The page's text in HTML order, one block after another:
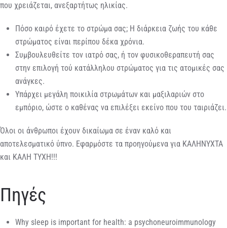
που χρειάζεται, ανεξαρτήτως ηλικίας.
Πόσο καιρό έχετε το στρώμα σας; Η διάρκεια ζωής του κάθε
στρώματος είναι περίπου δέκα χρόνια.
Συμβουλευθείτε τον ιατρό σας, ή τον φυσικοθεραπευτή σας
στην επιλογή τού κατάλληλου στρώματος για τις ατομικές σας
ανάγκες.
Υπάρχει μεγάλη ποικιλία στρωμάτων και μαξιλαριών στο
εμπόριο, ώστε ο καθένας να επιλέξει εκείνο που του ταιριάζει.
Όλοι οι άνθρωποι έχουν δικαίωμα σε έναν καλό και
αποτελεσματικό ύπνο. Εφαρμόστε τα προηγούμενα για ΚΑΛΗΝΥΧΤΑ
και ΚΑΛΗ ΤΥΧΗ!!!
Πηγές
Why sleep is important for health: a psychoneuroimmunology